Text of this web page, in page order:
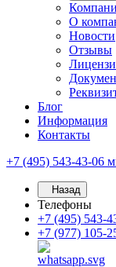
О
Новости
Отзывы
Блог
Информация
Контакты
+7 (495) 543-43-06
Назад
Телефоны
+7 (495) 543-
+7 (977) 105-